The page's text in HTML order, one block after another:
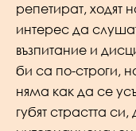
репетират, ходят
интерес да
възпитание и
би са по-строги,
няма как да се
губят страстта